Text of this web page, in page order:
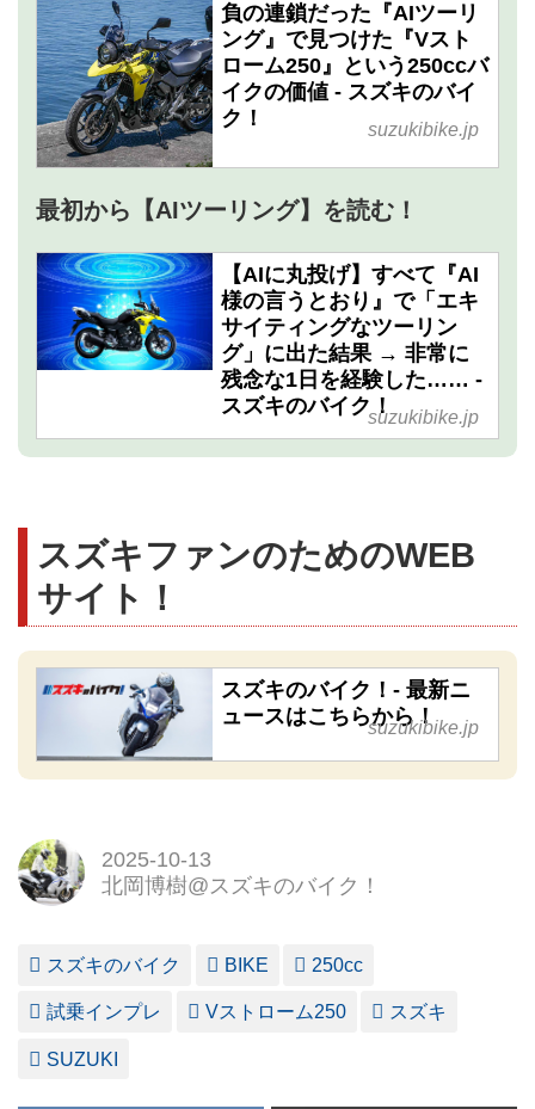
負の連鎖だった『AIツーリ
ング』で見つけた『Vスト
ローム250』という250ccバ
イクの価値 - スズキのバイ
ク！
suzukibike.jp
最初から【AIツーリング】を読む！
【AIに丸投げ】すべて『AI
様の言うとおり』で「エキ
サイティングなツーリン
グ」に出た結果 → 非常に
残念な1日を経験した…… -
スズキのバイク！suzukibike.jp
スズキファンのためのWEB
サイト！
スズキのバイク！- 最新ニ
ュースはこちらから！
suzukibike.jp
2025-10-13
北岡博樹@スズキのバイク！
スズキのバイク BIKE 250cc
試乗インプレ Vストローム250 スズキ
SUZUKI